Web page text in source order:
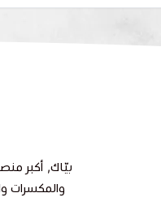
بيّاك, أكبر
والمكسرات